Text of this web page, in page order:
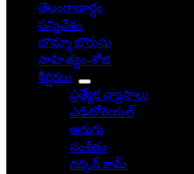
తెలంగాణార్థం
సన్నివేశం
బొమ్మా బొరుసు
సాహిత్యం-శోభ
శీర్షికలు
ప్రత్యేక వ్యాసాలు
ఎడిటోరియల్
అరుగు
సంకేతం
దక్కన్.కామ్